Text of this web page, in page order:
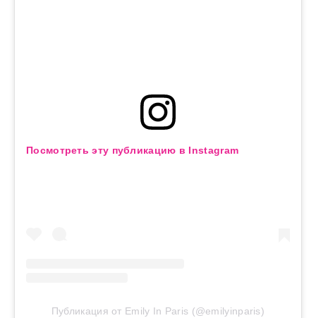
Посмотреть эту публикацию в Instagram
Публикация от Emily In Paris (@emilyinparis)